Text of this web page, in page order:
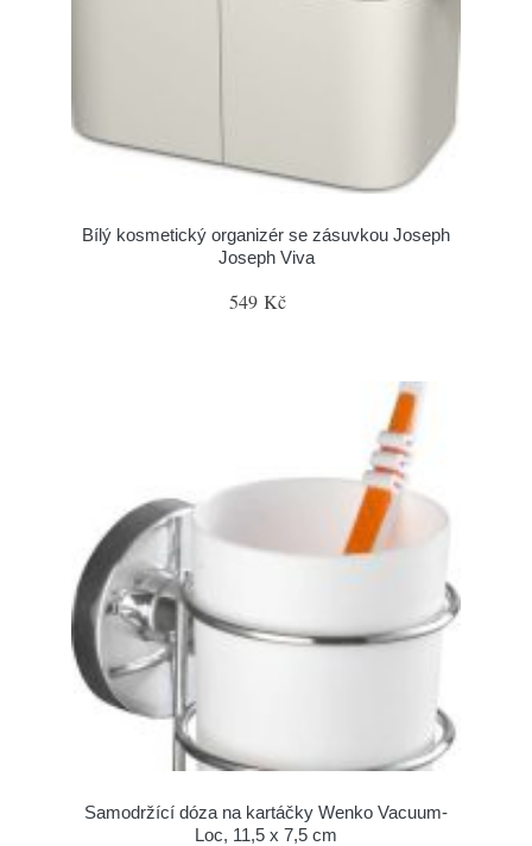
Bílý kosmetický organizér se zásuvkou Joseph
Joseph Viva
549 Kč
Samodržící dóza na kartáčky Wenko Vacuum-
Loc, 11,5 x 7,5 cm